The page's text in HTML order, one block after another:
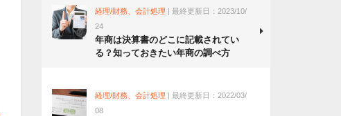
経理/財務、会計処理 | 最終更新日：2023/10/
24
年商は決算書のどこに記載されてい
る？知っておきたい年商の調べ方
経理/財務、会計処理 | 最終更新日：2022/03/
08